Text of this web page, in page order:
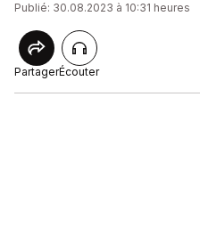
Publié: 30.08.2023 à 10:31 heures
PartagerÉcouter